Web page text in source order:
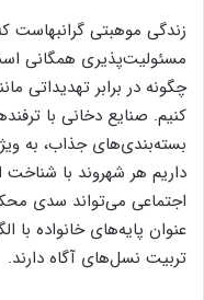
زندگی موهبتی گرانبهاست
مسئولیت‌پذیری همگانی
چگونه در برابر تهدیداتی
کنیم. صنایع دخانی با
بسته‌بندی‌های جذاب، به
داریم هر شهروند با
اجتماعی می‌تواند سدی
عنوان پایه‌های خانواده با
تربیت نسل‌های آگاه دارند.